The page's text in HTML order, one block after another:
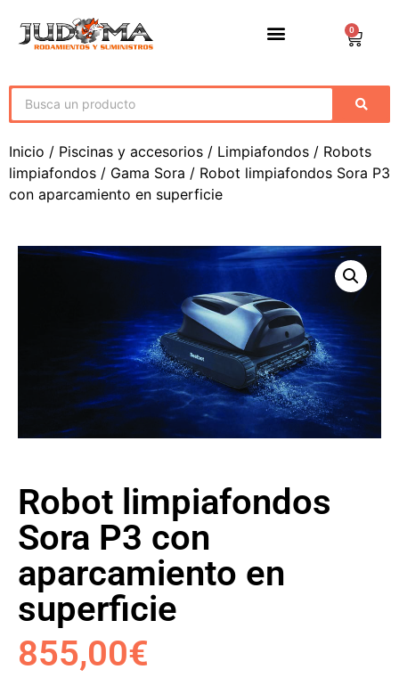
0
Inicio / Piscinas y accesorios / Limpiafondos / Robots
limpiafondos / Gama Sora / Robot limpiafondos Sora P3
con aparcamiento en superficie
Robot limpiafondos
Sora P3 con
aparcamiento en
superficie
855,00€